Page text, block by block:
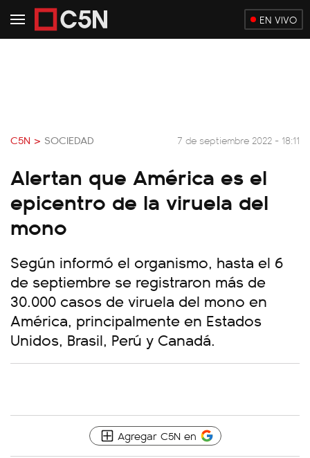
EN VIVO
C5N > SOCIEDAD 7 de septiembre 2022 - 18:11
Alertan que América es el
epicentro de la viruela del
mono
Según informó el organismo, hasta el 6
de septiembre se registraron más de
30.000 casos de viruela del mono en
América, principalmente en Estados
Unidos, Brasil, Perú y Canadá.
Agregar C5N en